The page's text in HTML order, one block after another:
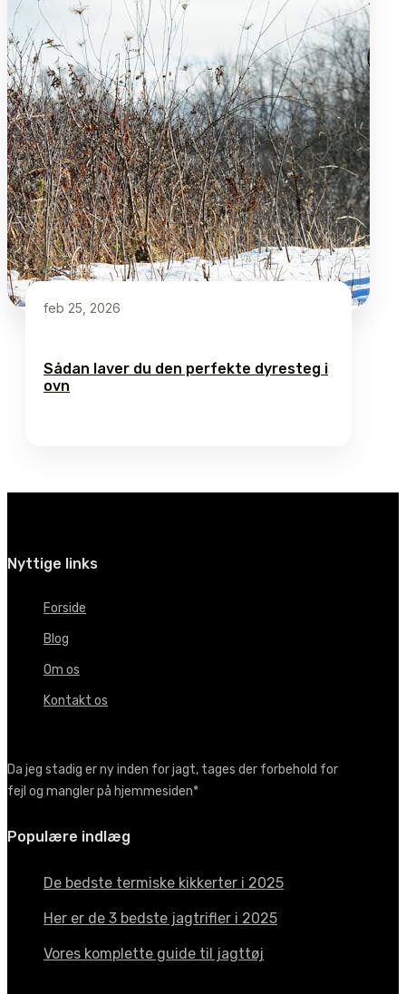
feb 25, 2026
Sådan laver du den perfekte dyresteg i
ovn
Nyttige links
Forside
Blog
Om os
Kontakt os
Da jeg stadig er ny inden for jagt, tages der forbehold for
fejl og mangler på hjemmesiden*
Populære indlæg
De bedste termiske kikkerter i 2025
Her er de 3 bedste jagtrifler i 2025
Vores komplette guide til jagttøj